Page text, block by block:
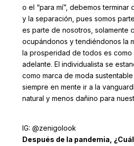
o el “para mí”, debemos terminar
y la separación, pues somos
es parte de nosotros, solamente
ocupándonos y tendiéndonos la
la prosperidad de todos es como
adelante. El individualista se
como marca de moda
siempre en mente ir a la
natural y menos dañino para
IG: @zenigolook
Después de la pandemia,